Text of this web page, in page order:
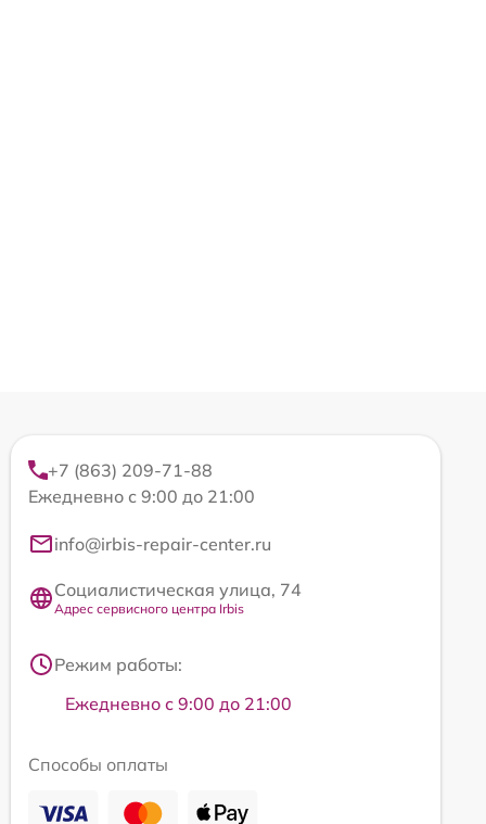
+7 (863) 209-71-88
Ежедневно с 9:00 до 21:00
info@irbis-repair-center.ru
Социалистическая улица, 74
Адрес сервисного центра Irbis
Режим работы:
Ежедневно с 9:00 до 21:00
Способы оплаты